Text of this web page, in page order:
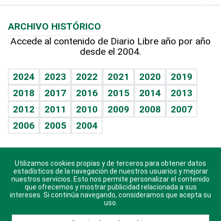
Hablando con el pediatra
Vida y familia
Eñe
Celebrando la vida
Sin complejos
En pocas palabras
Escuchando al corazón
Economía Personal
Línea de hit
TBT Deportivo
Hecho en casa
Guía del dinero
Cumpleaños
Horóscopos
Crucigramas
ARCHIVO HISTÓRICO
Accede al contenido de Diario Libre año por año
desde el 2004.
2024 2023 2022 2021 2020
2019
2018
2017 2016 2015 2014
2013
2012
2011 2010 2009 2008
2007
2006
2005 2004
Descarga nuestras aplicaciones para Android, iOS y
sistema Huawei.
Utilizamos cookies propias y de terceros para obtener datos
estadísticos de la navegación de nuestros usuarios y mejorar
nuestros servicios. Esto nos permite personalizar el contenido
que ofrecemos y mostrar publicidad relacionada a sus
intereses. Si continúa navegando, consideramos que acepta su
uso.